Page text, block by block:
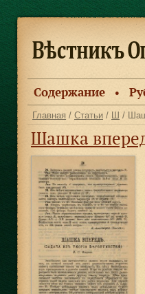
Содержание ●
Главная / Статьи / Ш /
Шашка